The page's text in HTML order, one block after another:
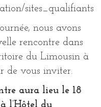
sites_qualifiants
nous avons
rencontre dans
du Limousin à
de vous inviter.
aura lieu le 18
l’Hôtel du